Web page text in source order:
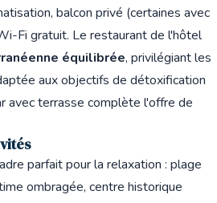
balcon privé (certaines avec
Fi gratuit. Le restaurant de l'hôtel
équilibrée, privilégiant les
aux objectifs de détoxification
avec terrasse complète l'offre de
parfait pour la relaxation : plage
ombragée, centre historique